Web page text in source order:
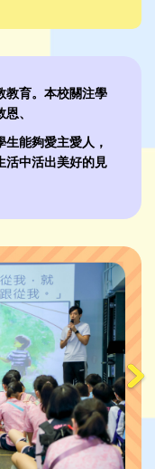
教育。本校關注學
、
能夠愛主愛人，
活中活出美好的見